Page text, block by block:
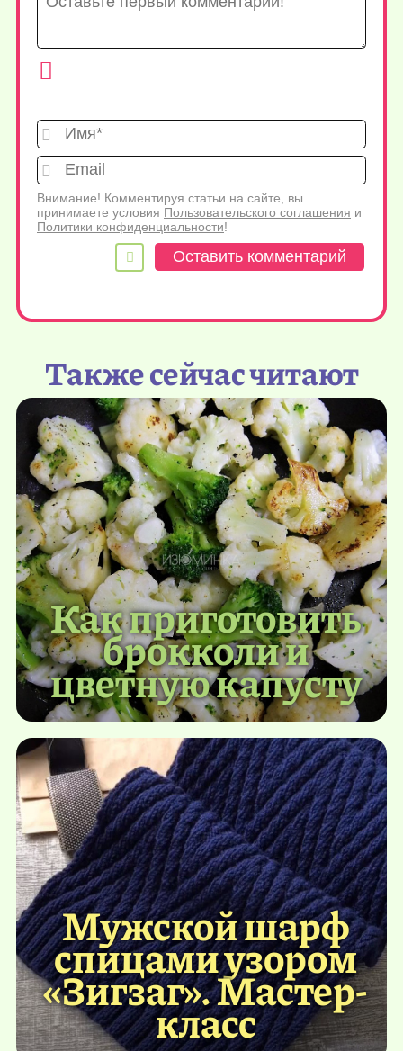
Имя*
Внимание! Комментируя статьи на сайте, вы
принимаете условия Пользовательского соглашения и
Политики конфиденциальности!
Также сейчас читают
Как приготовить
брокколи и
цветную капусту
Мужской шарф
спицами узором
«Зигзаг». Мастер-
класс